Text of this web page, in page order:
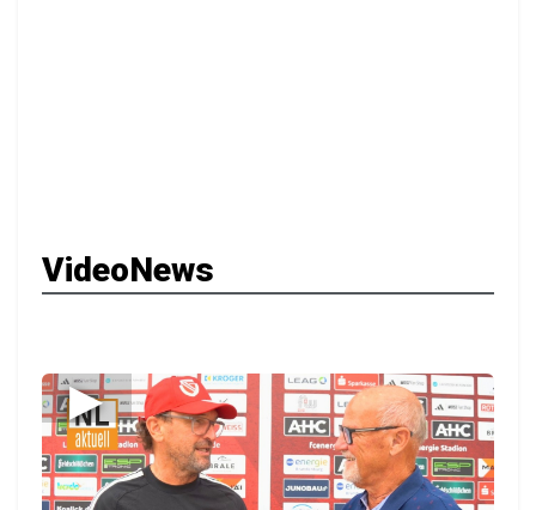
VideoNews
▶